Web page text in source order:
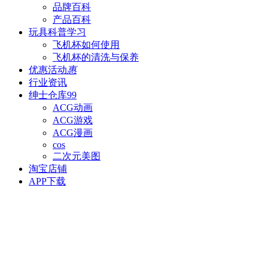
品牌百科
产品百科
玩具科普学习
飞机杯如何使用
飞机杯的清洗与保养
优惠活动惠
行业资讯
绅士仓库99
ACG动画
ACG游戏
ACG漫画
cos
二次元美图
淘宝店铺
APP下载